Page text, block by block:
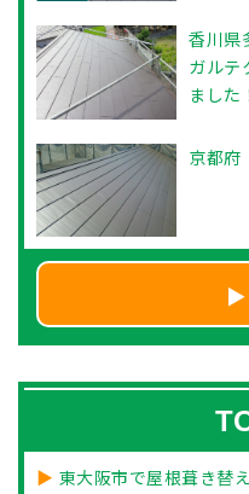
香川県
ガルテ
ました
京都
東大阪市で屋根葺き替